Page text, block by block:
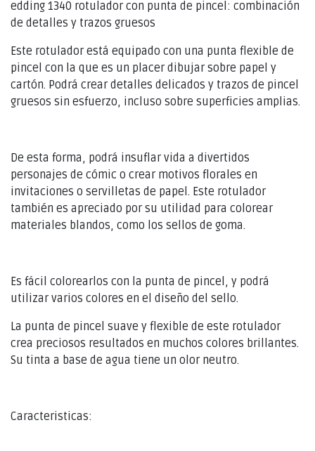
edding 1340 rotulador con punta de pincel: combinación
de detalles y trazos gruesos
Este rotulador está equipado con una punta flexible de
pincel con la que es un placer dibujar sobre papel y
cartón. Podrá crear detalles delicados y trazos de pincel
gruesos sin esfuerzo, incluso sobre superficies amplias.
De esta forma, podrá insuflar vida a divertidos
personajes de cómic o crear motivos florales en
invitaciones o servilletas de papel. Este rotulador
también es apreciado por su utilidad para colorear
materiales blandos, como los sellos de goma.
Es fácil colorearlos con la punta de pincel, y podrá
utilizar varios colores en el diseño del sello.
La punta de pincel suave y flexible de este rotulador
crea preciosos resultados en muchos colores brillantes.
Su tinta a base de agua tiene un olor neutro.
Caracteristicas: